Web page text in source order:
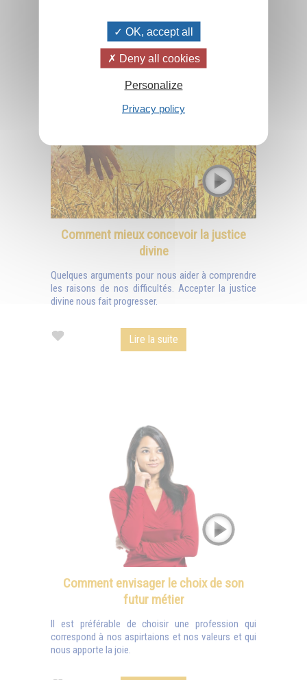
Comment mieux concevoir la justice
divine
Quelques arguments pour nous aider à comprendre
les raisons de nos difficultés. Accepter la justice
divine nous fait progresser.
Lire la suite
Comment envisager le choix de son
futur métier
Il est préférable de choisir une profession qui
correspond à nos aspirtaions et nos valeurs et qui
nous apporte la joie.
OK, accept all
Deny all cookies
Personalize
Privacy policy